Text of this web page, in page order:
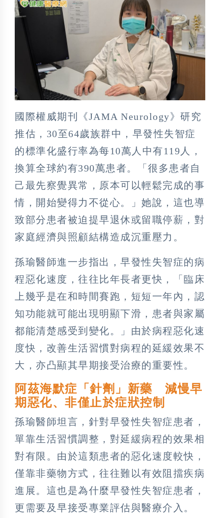
國際權威期刊《JAMA Neurology》研究
推估，30至64歲族群中，早發性失智症
的標準化盛行率為每10萬人中有119人，
換算全球約有390萬患者。「很多患者自
己最先察覺異常，原本可以輕鬆完成的事
情，開始變得力不從心。」她說，這也導
致部分患者被迫提早退休或留職停薪，對
家庭經濟與照顧結構造成沉重壓力。
孫瑜醫師進一步指出，早發性失智症的病
程惡化速度，往往比年長者更快，「臨床
上幾乎是在和時間賽跑，短短一年內，認
知功能就可能出現明顯下滑，患者與家屬
都能清楚感受到變化。」由於病程惡化速
度快，改善生活習慣對病程的延緩效果不
大，亦凸顯其早期接受治療的重要性。
阿茲海默症「針劑」新藥 減慢早
期惡化、非僅止於症狀控制
孫瑜醫師坦言，針對早發性失智症患者，
單靠生活習慣調整，對延緩病程的效果相
對有限。由於這類患者的惡化速度較快，
僅靠非藥物方式，往往難以有效阻擋疾病
進展。這也是為什麼早發性失智症患者，
更需要及早接受專業評估與醫療介入。